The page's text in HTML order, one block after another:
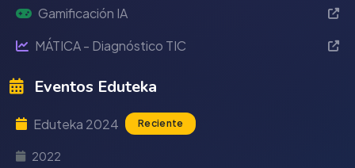
Gamificación IA
MÁTICA - Diagnóstico TIC
Eventos Eduteka
Eduteka 2024 Reciente
2022